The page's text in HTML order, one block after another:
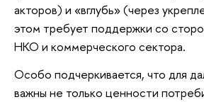
акторов) и «вглубь» (через
этом требует поддержки со
НКО и коммерческого сектора.
Особо подчеркивается, что для
важны не только ценности